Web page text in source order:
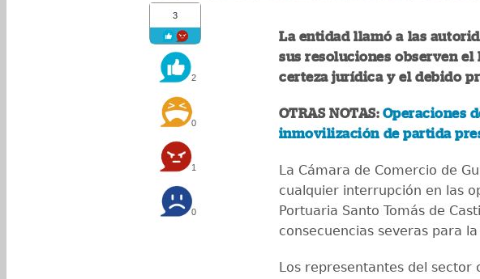
3
2
0
1
0
La entidad llamó a las
sus resoluciones observen el
certeza jurídica y el debido
OTRAS NOTAS: Operaciones
inmovilización de partida
La Cámara de Comercio de
cualquier interrupción en las
Portuaria Santo Tomás de
consecuencias severas para
Los representantes del sector